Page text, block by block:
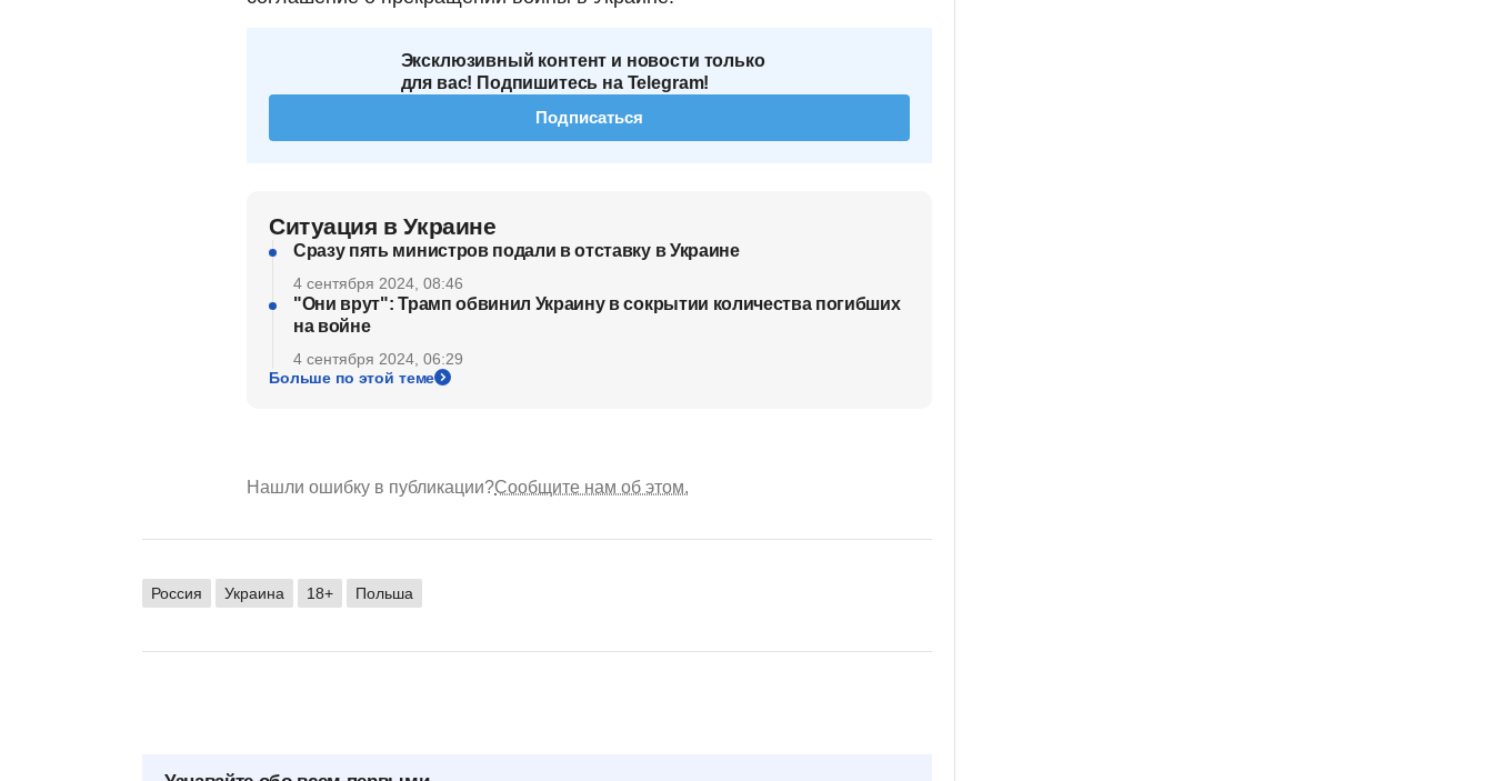
Эксклюзивный контент и новости только
для вас! Подпишитесь на Telegram!
Подписаться
Ситуация в Украине
Сразу пять министров подали в отставку в Украине
4 сентября 2024, 08:46
"Они врут": Трамп обвинил Украину в сокрытии количества погибших
на войне
4 сентября 2024, 06:29
Больше по этой теме
Нашли ошибку в публикации?Сообщите нам об этом.
Россия Украина 18+ Польша